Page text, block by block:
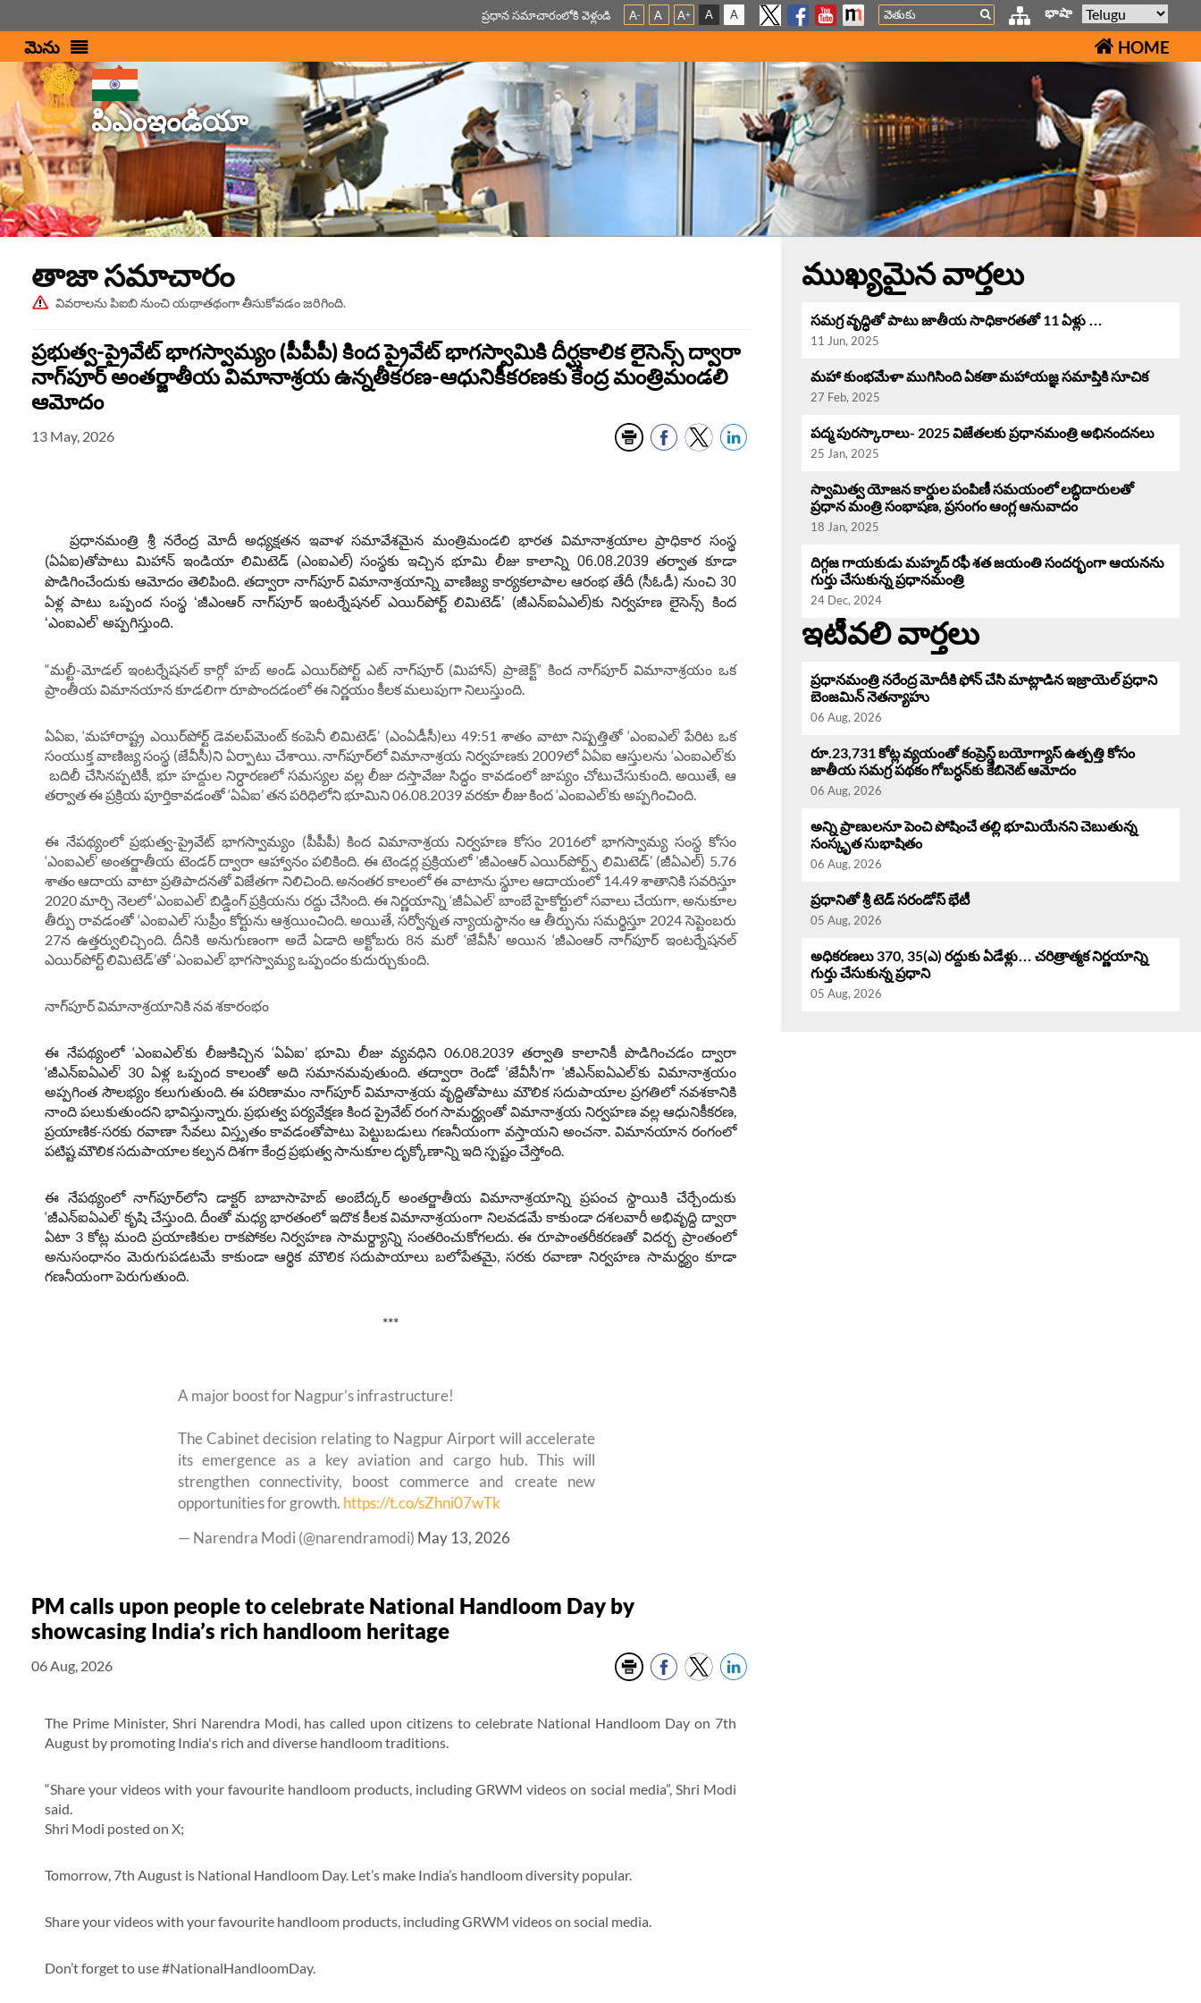
ప్ర‌ధాన స‌మాచారంలోకి వెళ్లండి A- A A+ A A Search భాషా
మెను HOME
పిఎంఇండియా
తాజా స‌మాచారం
వివరాలను పిఐబి నుంచి యథాతథంగా తీసుకోవడం జరిగింది.
ప్రభుత్వ-ప్రైవేట్ భాగస్వామ్యం (పీపీపీ) కింద ప్రైవేట్ భాగస్వామికి దీర్ఘకాలిక లైసెన్స్ ద్వారా
నాగ్‌పూర్ అంతర్జాతీయ విమానాశ్రయ ఉన్నతీకరణ-ఆధునికీకరణకు కేంద్ర మంత్రిమండలి
ఆమోదం
13 May, 2026
ప్రధానమంత్రి శ్రీ నరేంద్ర మోదీ అధ్యక్షతన ఇవాళ సమావేశమైన మంత్రిమండలి భారత విమానాశ్రయాల ప్రాధికార సంస్థ
(ఏఏఐ)తోపాటు మిహాన్ ఇండియా లిమిటెడ్ (ఎంఐఎల్‌) సంస్థకు ఇచ్చిన భూమి లీజు కాలాన్ని 06.08.2039 తర్వాత కూడా
పొడిగించేందుకు ఆమోదం తెలిపింది. తద్వారా నాగ్‌పూర్ విమానాశ్రయాన్ని వాణిజ్య కార్యకలాపాల ఆరంభ తేదీ (సీఓడీ) నుంచి 30
ఏళ్ల పాటు ఒప్పంద సంస్థ ‘జీఎంఆర్ నాగ్‌పూర్ ఇంటర్నేషనల్ ఎయిర్‌పోర్ట్ లిమిటెడ్’ (జీఎన్‌ఐఏఎల్‌)కు నిర్వహణ లైసెన్స్ కింద
‘ఎంఐఎల్‌’ అప్పగిస్తుంది.
“మల్టీ-మోడల్ ఇంటర్నేషనల్ కార్గో హబ్ అండ్ ఎయిర్‌పోర్ట్ ఎట్ నాగ్‌పూర్ (మిహాన్) ప్రాజెక్ట్” కింద నాగ్‌పూర్ విమానాశ్రయం ఒక
ప్రాంతీయ విమానయాన కూడలిగా రూపొందడంలో ఈ నిర్ణయం కీలక మలుపుగా నిలుస్తుంది.
ఏఏఐ, ‘మహారాష్ట్ర ఎయిర్‌పోర్ట్ డెవలప్‌మెంట్ కంపెనీ లిమిటెడ్’ (ఎంఏడీసీ)లు 49:51 శాతం వాటా నిష్పత్తితో ‘ఎంఐఎల్‌’ పేరిట ఒక
సంయుక్త వాణిజ్య సంస్థ (జేవీసీ)ని ఏర్పాటు చేశాయి. నాగ్‌పూర్‌లో విమానాశ్రయ నిర్వహణకు 2009లో ఏఏఐ ఆస్తులను ‘ఎంఐఎల్‌’కు
బదిలీ చేసినప్పటికీ, భూ హద్దుల నిర్ధారణలో సమస్యల వల్ల లీజు దస్తావేజు సిద్ధం కావడంలో జాప్యం చోటుచేసుకుంది. అయితే, ఆ
తర్వాత ఈ ప్రక్రియ పూర్తికావడంతో ‘ఏఏఐ’ తన పరిధిలోని భూమిని 06.08.2039 వరకూ లీజు కింద ‘ఎంఐఎల్‌’కు అప్పగించింది.
ఈ నేపథ్యంలో ప్రభుత్వ-ప్రైవేట్‌ భాగస్వామ్యం (పీపీపీ) కింద విమానాశ్రయ నిర్వహణ కోసం 2016లో భాగస్వామ్య సంస్థ కోసం
‘ఎంఐఎల్‌’ అంతర్జాతీయ టెండర్‌ ద్వారా ఆహ్వానం పలికింది. ఈ టెండర్ల ప్రక్రియలో ‘జీఎంఆర్‌ ఎయిర్‌పోర్ట్స్‌ లిమిటెడ్‌’ (జీఏఎల్‌) 5.76
శాతం ఆదాయ వాటా ప్రతిపాదనతో విజేతగా నిలిచింది. అనంతర కాలంలో ఈ వాటాను స్థూల ఆదాయంలో 14.49 శాతానికి సవరిస్తూ
2020 మార్చి నెలలో ‘ఎంఐఎల్‌’ బిడ్డింగ్ ప్రక్రియను రద్దు చేసింది. ఈ నిర్ణయాన్ని ‘జీఏఎల్‌’ బాంబే హైకోర్టులో సవాలు చేయగా, అనుకూల
తీర్పు రావడంతో ‘ఎంఐఎల్‌’ సుప్రీం కోర్టును ఆశ్రయించింది. అయితే, సర్వోన్నత న్యాయస్థానం ఆ తీర్పును సమర్థిస్తూ 2024 సెప్టెంబరు
27న ఉత్తర్వులిచ్చింది. దీనికి అనుగుణంగా అదే ఏడాది అక్టోబరు 8న మరో ‘జేవీసీ’ అయిన ‘జీఎంఆర్‌ నాగ్‌పూర్ ఇంటర్నేషనల్
ఎయిర్‌పోర్ట్ లిమిటెడ్’తో ‘ఎంఐఎల్‌’ భాగస్వామ్య ఒప్పందం కుదుర్చుకుంది.
నాగ్‌పూర్ విమానాశ్రయానికి నవ శకారంభం
ఈ నేపథ్యంలో ‘ఎంఐఎల్‌’కు లీజుకిచ్చిన ‘ఏఏఐ’ భూమి లీజు వ్యవధిని 06.08.2039 తర్వాతి కాలానికీ పొడిగించడం ద్వారా
‘జీఎన్‌ఐఏఎల్‌’ 30 ఏళ్ల ఒప్పంద కాలంతో అది సమానమవుతుంది. తద్వారా రెండో ‘జేవీసీ’గా ‘జీఎన్‌ఐఏఎల్‌’కు విమానాశ్రయం
అప్పగింత సౌలభ్యం కలుగుతుంది. ఈ పరిణామం నాగ్‌పూర్ విమానాశ్రయ వృద్ధితోపాటు మౌలిక సదుపాయాల ప్రగతిలో నవశకానికి
నాంది పలుకుతుందని భావిస్తున్నారు. ప్రభుత్వ పర్యవేక్షణ కింద ప్రైవేట్ రంగ సామర్థ్యంతో విమానాశ్రయ నిర్వహణ వల్ల ఆధునికీకరణ,
ప్రయాణిక-సరకు రవాణా సేవలు విస్తృతం కావడంతోపాటు పెట్టుబడులు గణనీయంగా వస్తాయని అంచనా. విమానయాన రంగంలో
పటిష్ట మౌలిక సదుపాయాల కల్పన దిశగా కేంద్ర ప్రభుత్వ సానుకూల దృక్కోణాన్ని ఇది స్పష్టం చేస్తోంది.
ఈ నేపథ్యంలో నాగ్‌పూర్‌లోని డాక్టర్ బాబాసాహెబ్ అంబేద్కర్ అంతర్జాతీయ విమానాశ్రయాన్ని ప్రపంచ స్థాయికి చేర్చేందుకు
‘జీఎన్ఐఏఎల్’ కృషి చేస్తుంది. దీంతో మధ్య భారతంలో ఇదొక కీలక విమానాశ్రయంగా నిలవడమే కాకుండా దశలవారీ అభివృద్ధి ద్వారా
ఏటా 3 కోట్ల మంది ప్రయాణికుల రాకపోకల నిర్వహణ సామర్థ్యాన్ని సంతరించుకోగలదు. ఈ రూపాంతరీకరణతో విదర్భ ప్రాంతంలో
అనుసంధానం మెరుగుపడటమే కాకుండా ఆర్థిక మౌలిక సదుపాయాలు బలోపేతమై, సరకు రవాణా నిర్వహణ సామర్థ్యం కూడా
గణనీయంగా పెరుగుతుంది.
***
A major boost for Nagpur’s infrastructure!
The Cabinet decision relating to Nagpur Airport will accelerate
its emergence as a key aviation and cargo hub. This will
strengthen connectivity, boost commerce and create new
opportunities for growth. https://t.co/sZhni07wTk
— Narendra Modi (@narendramodi) May 13, 2026
PM calls upon people to celebrate National Handloom Day by
showcasing India’s rich handloom heritage
06 Aug, 2026
The Prime Minister, Shri Narendra Modi, has called upon citizens to celebrate National Handloom Day on 7th
August by promoting India's rich and diverse handloom traditions.
“Share your videos with your favourite handloom products, including GRWM videos on social media”, Shri Modi
said.
Shri Modi posted on X;
Tomorrow, 7th August is National Handloom Day. Let’s make India’s handloom diversity popular.
Share your videos with your favourite handloom products, including GRWM videos on social media.
Don’t forget to use #NationalHandloomDay.
ముఖ్యమైన వార్తలు
సమగ్ర వృద్ధి‌తో పాటు జాతీయ సాధికారతతో 11 ఏళ్లు …
11 Jun, 2025
మహా కుంభమేళా ముగిసింది ఏకతా మహాయజ్ఞ సమాప్తికి సూచిక
27 Feb, 2025
పద్మ పురస్కారాలు- 2025 విజేతలకు ప్రధానమంత్రి అభినందనలు
25 Jan, 2025
స్వామిత్వ యోజన కార్డుల పంపిణీ సమయంలో లబ్ధిదారులతో
ప్రధాన మంత్రి సంభాషణ, ప్రసంగం ఆంగ్ల ఆనువాదం
18 Jan, 2025
దిగ్గజ గాయకుడు మహ్మద్ రఫీ శత జయంతి సందర్భంగా ఆయనను
గుర్తు చేసుకున్న ప్రధానమంత్రి
24 Dec, 2024
ఇటీవలి వార్తలు
ప్రధానమంత్రి నరేంద్ర మోదీకి ఫోన్ చేసి మాట్లాడిన ఇజ్రాయెల్ ప్రధాని
బెంజమిన్ నెతన్యాహు
06 Aug, 2026
రూ.23,731 కోట్ల వ్యయంతో కంప్రెస్డ్ బయోగ్యాస్ ఉత్పత్తి కోసం
జాతీయ సమగ్ర పథకం గోబర్ధన్‌కు కేబినెట్ ఆమోదం
06 Aug, 2026
అన్ని ప్రాణులనూ పెంచి పోషించే తల్లి భూమియేనని చెబుతున్న
సంస్కృత సుభాషితం
06 Aug, 2026
ప్రధానితో శ్రీ టెడ్ సరండోస్ భేటీ
05 Aug, 2026
అధికరణలు 370, 35(ఎ) రద్దుకు ఏడేళ్లు… చరిత్రాత్మక నిర్ణయాన్ని
గుర్తు చేసుకున్న ప్రధాని
05 Aug, 2026